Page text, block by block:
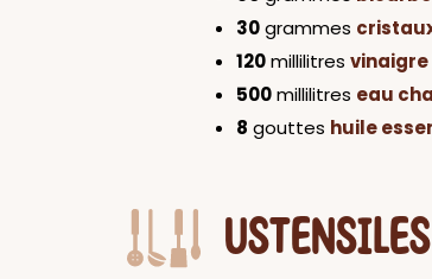
30grammes
120millilitres
500millilitres eau
8 gouttes huile
USTENSILES